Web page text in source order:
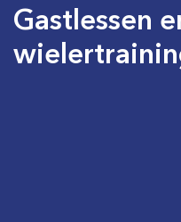
Gastlessen